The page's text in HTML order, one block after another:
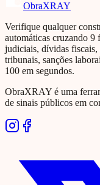
ObraXRAY
Verifique qualquer
automáticas cruzando 9
judiciais, dívidas
tribunais, sanções
100 em segundos.
ObraXRAY é uma
de sinais públicos em